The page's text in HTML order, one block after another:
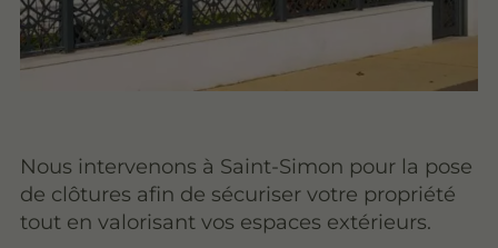
Nous intervenons à Saint-Simon pour la pose
de clôtures afin de sécuriser votre propriété
tout en valorisant vos espaces extérieurs.